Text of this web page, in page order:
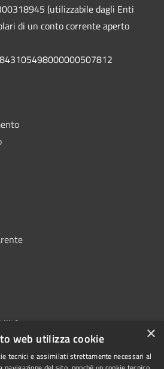
(utilizzabile dagli Enti
di un conto corrente aperto
×
web utilizza cookie
tecnici e assimilati strettamente necessari al